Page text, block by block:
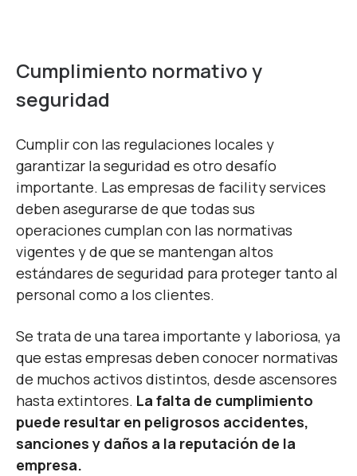
Cumplimiento normativo y
seguridad
Cumplir con las regulaciones locales y
garantizar la seguridad es otro desafío
importante. Las empresas de facility services
deben asegurarse de que todas sus
operaciones cumplan con las normativas
vigentes y de que se mantengan altos
estándares de seguridad para proteger tanto al
personal como a los clientes.
Se trata de una tarea importante y laboriosa, ya
que estas empresas deben conocer normativas
de muchos activos distintos, desde ascensores
hasta extintores. La falta de cumplimiento
puede resultar en peligrosos accidentes,
sanciones y daños a la reputación de la
empresa.